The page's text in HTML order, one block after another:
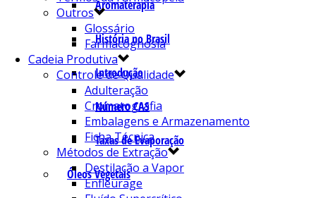
Aromaterapia
História no Brasil
Introdução
Número CAS
Taxas de Evaporação
Óleos Vegetais
Outros
Glossário
Farmacognosia
Cadeia Produtiva
Controle de Qualidade
Adulteração
Cromatografia
Embalagens e Armazenamento
Ficha Técnica
Métodos de Extração
Destilação a Vapor
Enfleurage